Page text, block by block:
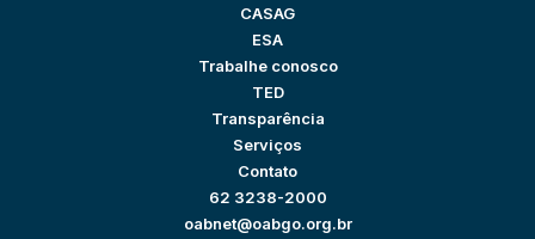
CASAG
ESA
Trabalhe conosco
TED
Transparência
Serviços
Contato
62 3238-2000
oabnet@oabgo.org.br